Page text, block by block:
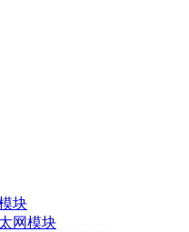
块
网模块